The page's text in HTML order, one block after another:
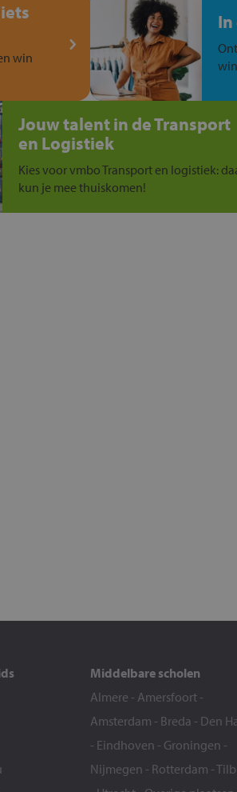
win
Jouw talent in de Transport
en Logistiek
Kies voor vmbo Transport en logistiek:
kun je mee thuiskomen!
Middelbare scholen
Almere - Amersfoort -
Amsterdam - Breda - Den
- Eindhoven - Groningen -
Nijmegen - Rotterdam -